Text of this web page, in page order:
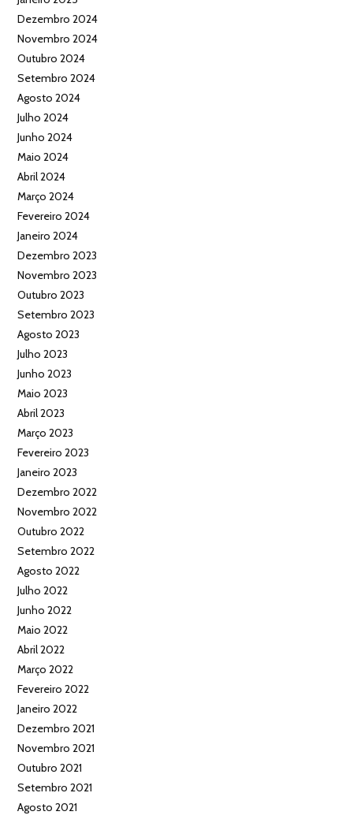
Dezembro 2024
Novembro 2024
Outubro 2024
Setembro 2024
Agosto 2024
Julho 2024
Junho 2024
Maio 2024
Abril 2024
Março 2024
Fevereiro 2024
Janeiro 2024
Dezembro 2023
Novembro 2023
Outubro 2023
Setembro 2023
Agosto 2023
Julho 2023
Junho 2023
Maio 2023
Abril 2023
Março 2023
Fevereiro 2023
Janeiro 2023
Dezembro 2022
Novembro 2022
Outubro 2022
Setembro 2022
Agosto 2022
Julho 2022
Junho 2022
Maio 2022
Abril 2022
Março 2022
Fevereiro 2022
Janeiro 2022
Dezembro 2021
Novembro 2021
Outubro 2021
Setembro 2021
Agosto 2021